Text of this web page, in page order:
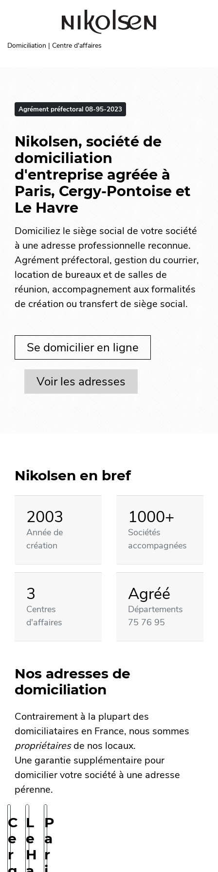
Domiciliation | Centre d'affaires
Agrément préfectoral 08-95-2023
Nikolsen, société de
domiciliation
d'entreprise agréée à
Paris, Cergy-Pontoise et
Le Havre
Domiciliez le siège social de votre société
à une adresse professionnelle reconnue.
Agrément préfectoral, gestion du courrier,
location de bureaux et de salles de
réunion, accompagnement aux formalités
de création ou transfert de siège social.
Se domicilier en ligne
Voir les adresses
Nikolsen en bref
2003
Année de
création
1000+
Sociétés
accompagnées
3
Centres
d'affaires
Agréé
Départements
75 76 95
Nos adresses de
domiciliation
Contrairement à la plupart des
domiciliataires en France, nous sommes
propriétairesde nos locaux.
Une garantie supplémentaire pour
domicilier votre société à une adresse
pérenne.
C
e
r
L
e
H
P
a
r